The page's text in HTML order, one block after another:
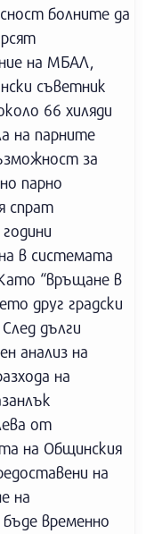
болните да
на МБАЛ,
съветник
66 хиляди
на парните
за
парно
спрат
в системата
“връщане в
друг градски
дълги
анализ на
на
от
на Общинския
на
на
временно